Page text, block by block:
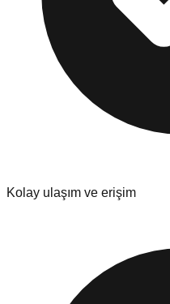
Kolay ulaşım ve erişim